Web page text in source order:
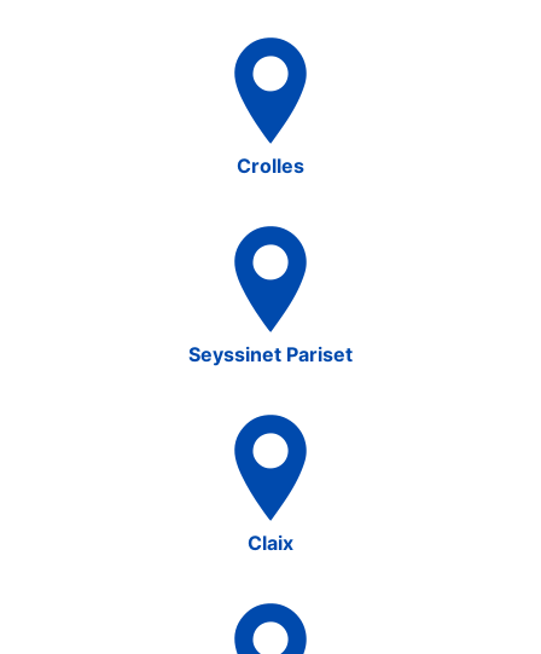
Crolles
Seyssinet Pariset
Claix